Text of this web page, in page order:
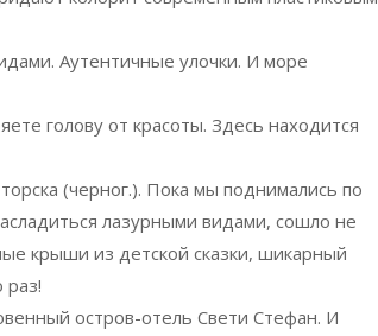
Аутентичные улочки. И море
голову от красоты. Здесь находится
(черног.). Пока мы поднимались по
лазурными видами, сошло не
крыши из детской сказки, шикарный
раз!
остров-отель Свети Стефан. И